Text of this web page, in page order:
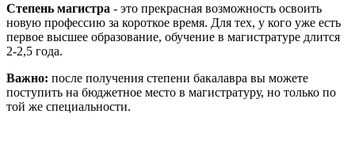
Степень магистра - это прекрасная возможность освоить
новую профессию за короткое время. Для тех, у кого уже есть
первое высшее образование, обучение в магистратуре длится
2-2,5 года.
Важно: после получения степени бакалавра вы можете
поступить на бюджетное место в магистратуру, но только по
той же специальности.